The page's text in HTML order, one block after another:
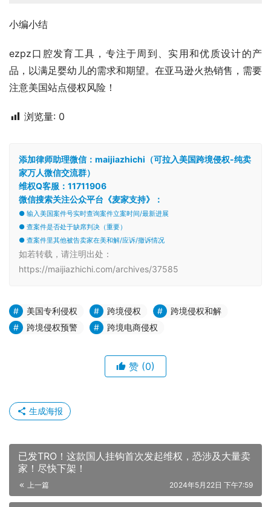
小编小结
ezpz口腔发育工具，专注于周到、实用和优质设计的产
品，以满足婴幼儿的需求和期望。在亚马逊火热销售，需要
注意美国站点侵权风险！
浏览量: 0
添加律师助理微信：maijiazhichi（可拉入美国跨境侵权-纯卖
家万人微信交流群）
维权Q客服：11711906
微信搜索关注公众平台《麦家支持》：
● 输入美国案件号实时查询案件立案时间/最新进展
● 查案件是否处于缺席判决（重要）
● 查案件里其他被告卖家在美和解/应诉/撤诉情况
如若转载，请注明出处：
https://maijiazhichi.com/archives/37585
美国专利侵权 跨境侵权
跨境侵权和解
跨境侵权预警
跨境电商侵权
赞 (0)
生成海报
已发TRO！这款国人挂钩首次发起维权，恐涉及大量卖
家！尽快下架！
上一篇 2024年5月22日 下午7:59